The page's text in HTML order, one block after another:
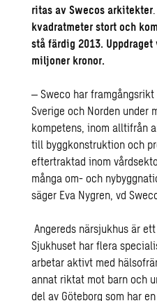
ritas av Swecos arkitekter.
kvadratmeter stort och
stå färdig 2013.
miljoner kronor.
‒ Sweco har
Sverige och Norden under
kompetens, inom alltifrån
till byggkonstruktion och
eftertraktad inom
många om- och
säger Eva Nygren, vd
Angereds närsjukhus är
Sjukhuset har flera
arbetar aktivt med
annat riktat mot barn och
del av Göteborg som har